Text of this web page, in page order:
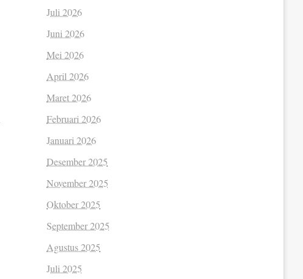
Juli 2026
Juni 2026
Mei 2026
April 2026
Maret 2026
Februari 2026
Januari 2026
Desember 2025
November 2025
Oktober 2025
September 2025
Agustus 2025
Juli 2025